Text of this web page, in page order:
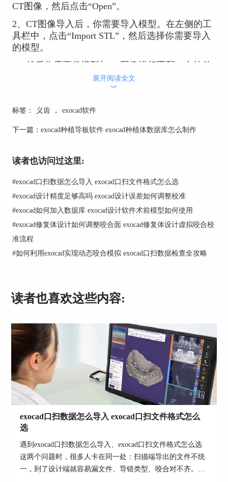
CT图像，然后点击“Open”。
2、CT图像导入后，你需要导入模型。在左侧的工
具栏中，点击“Import STL”，然后选择你需要导入
的模型。
3、然后你需要将模型与CT图像进行匹配。在软件
的主界面，点击“Registration”，然后选择“Manual
4、在新的界面中，你需要在模型和CT图像中选择
CT图像中的点相对应的点。
与CT图像进行匹配。
在exocad中，模型插拔是一种常见的操作，可以帮
助我们更好地设计和调整替代体。以下是模型插拔
1、在完成模型和CT图像匹配后，你可以进行模型
插拔的操作。在软件的主界面，点击“Insertion”。
2、在新的界面中，你可以看到一个三维的模型。
你可以通过拖动模型，来模拟替代体的插拔过程。
3、在模拟插拔的过程中，你可以观察到模型和替
代体之间的接触情况。如果发现接触过紧或过松，
你可以通过调整模型或替代体的大小和形状来改善
接触情况。
4、当你满意于插拔的结果后，点击“Apply”完成插
拔操作。
展开阅读全文
︾
标签： 义齿 ， exocad软件
下一篇： exocad种植导板软件 exocad种植体数据库怎么制作
读者也访问过这里:
#exocad口扫数据怎么导入 exocad口扫文件格式怎么选
#exocad设计精度足够高吗 exocad设计误差如何调整校准
#exocad如何加入数据库 exocad设计软件术前模型如何使用
#exocad修复体设计如何调整咬合面 exocad修复体设计虚拟咬合校
准流程
#如何利用exocad实现动态咬合模拟 exocad口扫数据检查全攻略
读者也喜欢这些内容:
exocad口扫数据怎么导入 exocad口扫文件格式怎么
选
遇到exocad口扫数据怎么导入、exocad口扫文件格式怎么选
这两个问题时，很多人卡在同一处：扫描端导出的文件不统
一，到了设计端就容易漏文件、导错类型、咬合对不齐。把